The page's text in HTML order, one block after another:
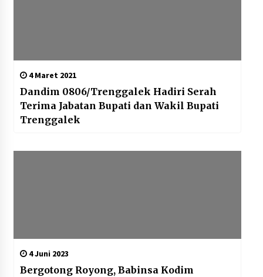
4 Maret 2021
Dandim 0806/Trenggalek Hadiri Serah
Terima Jabatan Bupati dan Wakil Bupati
Trenggalek
4 Juni 2023
Bergotong Royong, Babinsa Kodim